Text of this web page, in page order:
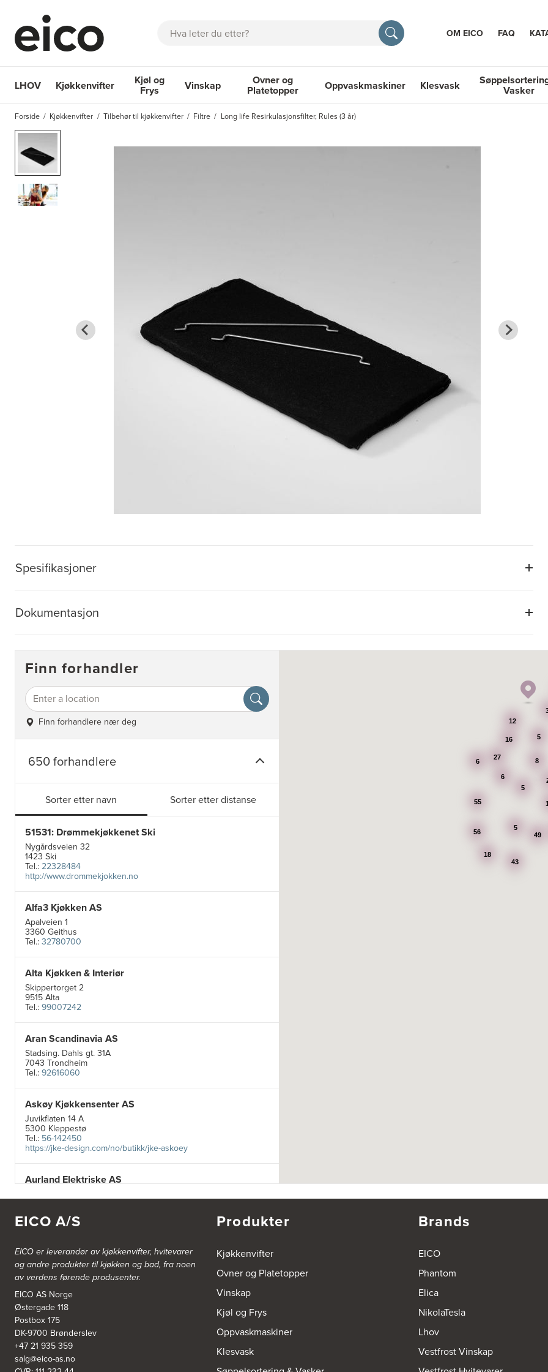
Søk OM EICO FAQ
LHOV Kjøkkenvifter
Kjøkkenvifter
Kjøl og
Frys
Kjøl og Frys
Vinskap
Vinskap
Ovner og
Platetopper
Ovner og Platetopper
Oppvaskmaskiner
Oppvaskmaskiner
Klesvask Vasker
Forside Kjøkkenvifter Tilbehør til kjøkkenvifter Filtre Long life Resirkulasjonsfilter, Rules (3 år)
Spesifikasjoner
Dokumentasjon
Finn forhandler
Finn forhandlere nær deg
650 forhandlere
Sorter etter navn Sorter etter distanse
51531: Drømmekjøkkenet Ski
Nygårdsveien 32
1423 Ski
Tel.:22328484
http://www.drommekjokken.no
Alfa3 Kjøkken AS
Apalveien 1
3360 Geithus
Tel.:32780700
Alta Kjøkken & Interiør
Skippertorget 2
9515 Alta
Tel.:99007242
Aran Scandinavia AS
Stadsing. Dahls gt. 31A
7043 Trondheim
Tel.:92616060
Askøy Kjøkkensenter AS
Juvikflaten 14 A
5300 Kleppestø
Tel.: 56-142450
https://jke-design.com/no/butikk/jke-askoey
Aurland Elektriske AS
Tel.: 57-633463
Bekkestua kjøkkenstudio as
Gamle Ringeriksvei 32
1357 Bekkestua
Tel.:99228877
Bergen Kjøkkensenter A/S
Hellevegen 228
5039 Bergen
Tel.:55-395060
49
55
56
27
12
43
6
5
8
18
5
6
5
16
EICO A/S
EICO er leverandør av kjøkkenvifter, hvitevarer
og andre produkter til kjøkken og bad, fra noen
av verdens førende produsenter.
EICO AS Norge
Østergade 118
Postbox 175
DK-9700 Brønderslev
+47 21 935 359
salg@eico-as.no
Produkter
Kjøkkenvifter
Ovner og Platetopper
Vinskap
Kjøl og Frys
Oppvaskmaskiner
Klesvask
Brands
EICO
Phantom
Elica
NikolaTesla
Lhov
Vestfrost Vinskap